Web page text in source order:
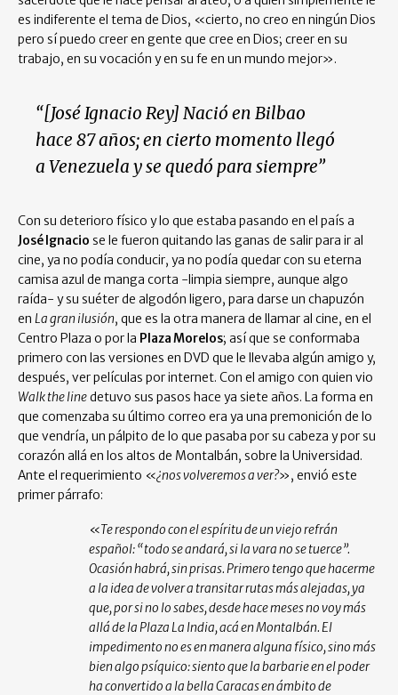
es indiferente el tema de Dios, «cierto, no creo en ningún Dios
pero sí puedo creer en gente que cree en Dios; creer en su
trabajo, en su vocación y en su fe en un mundo mejor».
“[José Ignacio Rey] Nació en Bilbao
hace 87 años; en cierto momento llegó
a Venezuela y se quedó para siempre”
Con su deterioro físico y lo que estaba pasando en el país a
José Ignacio se le fueron quitando las ganas de salir para ir al
cine, ya no podía conducir, ya no podía quedar con su eterna
camisa azul de manga corta -limpia siempre, aunque algo
raída- y su suéter de algodón ligero, para darse un chapuzón
en La gran ilusión, que es la otra manera de llamar al cine, en el
Centro Plaza o por la Plaza Morelos; así que se conformaba
primero con las versiones en DVD que le llevaba algún amigo y,
después, ver películas por internet. Con el amigo con quien vio
Walk the linedetuvo sus pasos hace ya siete años. La forma en
que comenzaba su último correo era ya una premonición de lo
que vendría, un pálpito de lo que pasaba por su cabeza y por su
corazón allá en los altos de Montalbán, sobre la Universidad.
Ante el requerimiento «¿nos volveremos a ver?», envió este
primer párrafo:
«Te respondo con el espíritu de un viejo refrán
español: “todo se andará, si la vara no se tuerce”.
Ocasión habrá, sin prisas. Primero tengo que hacerme
a la idea de volver a transitar rutas más alejadas, ya
que, por si no lo sabes, desde hace meses no voy más
allá de la Plaza La India, acá en Montalbán. El
impedimento no es en manera alguna físico, sino más
bien algo psíquico: siento que la barbarie en el poder
ha convertido a la bella Caracas en ámbito de